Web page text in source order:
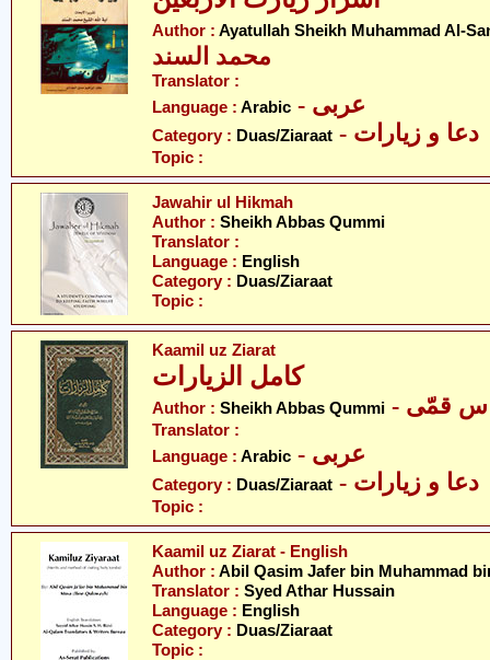
Author : Ayatullah Sheikh Muhammad Al-
محمد السند
Translator :
Language : Arabic - عربی
Category : Duas/Ziaraat - دعا و زیارات
Topic :
Jawahir ul Hikmah
Author : Sheikh Abbas Qummi
Translator :
Language : English
Category : Duas/Ziaraat
Topic :
Kaamil uz Ziarat
کامل الزیارات
Author : Sheikh Abbas Qummi قمّی
Translator :
Language : Arabic - عربی
Category : Duas/Ziaraat - دعا و زیارات
Topic :
Kaamil uz Ziarat - English
Author : Abil Qasim Jafer bin Muhammad
Translator : Syed Athar Hussain
Language : English
Category : Duas/Ziaraat
Topic :